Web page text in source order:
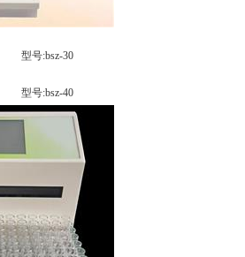
型号:bsz-30
型号:bsz-40